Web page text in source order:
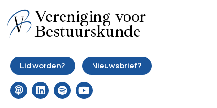
Vereniging voor
Bestuurskunde
Lid worden? Nieuwsbrief?